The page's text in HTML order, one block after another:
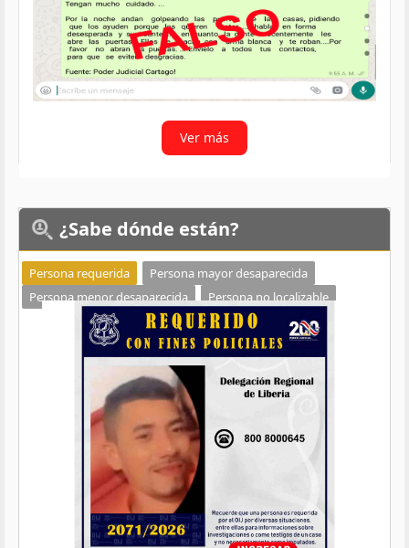
Ver más
¿Sabe dónde están?
Persona requerida
Persona mayor desaparecida
Persona menor desaparecida
Persona no localizable